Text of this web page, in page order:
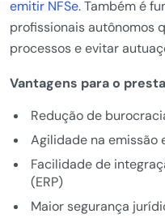
emitir NFSe. Também é
profissionais autônomos
processos e evitar
Vantagens para o
Redução de
Agilidade na emissão
Facilidade de
(ERP)
Maior segurança